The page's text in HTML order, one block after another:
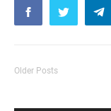
Older Posts